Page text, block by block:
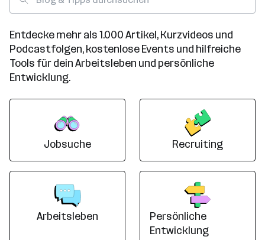
Entdecke mehr als 1.000 Artikel, Kurzvideos und
Podcastfolgen, kostenlose Events und hilfreiche
Tools für dein Arbeitsleben und persönliche
Entwicklung.
Jobsuche Recruiting
Arbeitsleben
Persönliche
Entwicklung